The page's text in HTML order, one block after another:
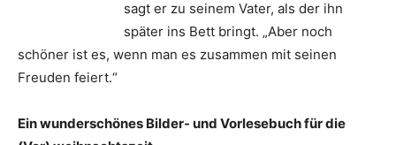
sagt er zu seinem Vater, als der ihn
später ins Bett bringt. „Aber noch
schöner ist es, wenn man es zusammen mit seinen
Freuden feiert.“
Ein wunderschönes Bilder- und Vorlesebuch für die